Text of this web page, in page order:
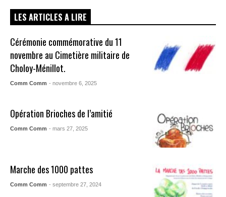
LES ARTICLES A LIRE
Cérémonie commémorative du 11
novembre au Cimetière militaire de
Choloy-Ménillot.
Comm Comm - novembre 6, 2025
Opération Brioches de l’amitié
Comm Comm - mars 27, 2025
Marche des 1000 pattes
Comm Comm - septembre 27, 2024